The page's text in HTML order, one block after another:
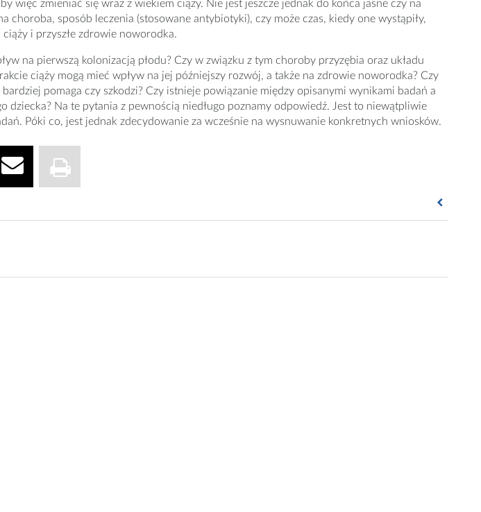
więc zmieniać się wraz z wiekiem ciąży. Nie jest jeszcze jednak do końca jasne czy na
choroba, sposób leczenia (stosowane antybiotyki), czy może czas, kiedy one wystąpiły,
i przyszłe zdrowie noworodka.
na pierwszą kolonizacją płodu? Czy w związku z tym choroby przyzębia oraz układu
ciąży mogą mieć wpływ na jej późniejszy rozwój, a także na zdrowie noworodka? Czy
pomaga czy szkodzi? Czy istnieje powiązanie między opisanymi wynikami badań a
dziecka? Na te pytania z pewnością niedługo poznamy odpowiedź. Jest to niewątpliwie
Póki co, jest jednak zdecydowanie za wcześnie na wysnuwanie konkretnych wniosków.
at the human placenta, Science, 2014